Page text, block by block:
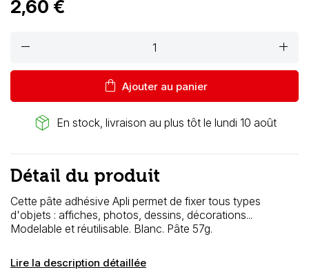
2,60 €
remove add
shopping_bag Ajouter au panier
package_2 En stock, livraison au plus tôt le lundi 10 août
Détail du produit
Cette pâte adhésive Apli permet de fixer tous types
d'objets : affiches, photos, dessins, décorations...
Modelable et réutilisable. Blanc. Pâte 57g.
Lire la description détaillée